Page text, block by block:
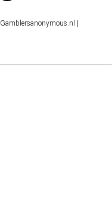
| Gamblersanonymous.nl